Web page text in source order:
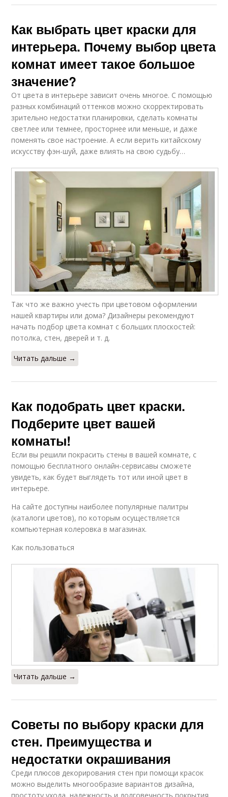
Как выбрать цвет краски для
интерьера. Почему выбор цвета
комнат имеет такое большое
значение?
От цвета в интерьере зависит очень многое. С помощью
разных комбинаций оттенков можно скорректировать
зрительно недостатки планировки, сделать комнаты
светлее или темнее, просторнее или меньше, и даже
поменять свое настроение. А если верить китайскому
искусству фэн-шуй, даже влиять на свою судьбу…
Так что же важно учесть при цветовом оформлении
нашей квартиры или дома? Дизайнеры рекомендуют
начать подбор цвета комнат с больших плоскостей:
потолка, стен, дверей и т. д.
Читать дальше →
Как подобрать цвет краски.
Подберите цвет вашей
комнаты!
Если вы решили покрасить стены в вашей комнате, с
помощью бесплатного онлайн-сервисавы сможете
увидеть, как будет выглядеть тот или иной цвет в
интерьере.
На сайте доступны наиболее популярные палитры
(каталоги цветов), по которым осуществляется
компьютерная колеровка в магазинах.
Как пользоваться
Читать дальше →
Советы по выбору краски для
стен. Преимущества и
недостатки окрашивания
Среди плюсов декорирования стен при помощи красок
можно выделить многообразие вариантов дизайна,